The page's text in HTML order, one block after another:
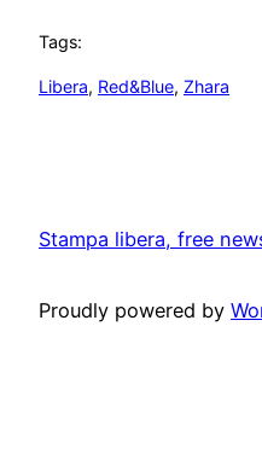
Tags:
Libera, Red&Blue, Zhara
Stampa libera, free
Proudly powered by